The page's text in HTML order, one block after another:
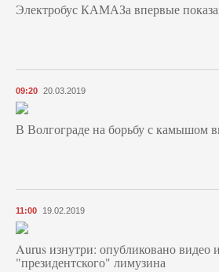
Электробус КАМАЗа впервые
09:20 20.03.2019
В Волгограде на борьбу с камышом
11:00 19.02.2019
Aurus изнутри: опубликовано видео
"президентского" лимузина